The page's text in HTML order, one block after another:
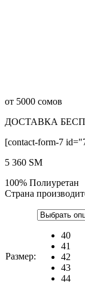
от 5000 сомов
ДОСТАВКА
[contact-form-7
5 360 ЅМ
100% Полиуретан
Страна
Размер:
40
41
42
43
44